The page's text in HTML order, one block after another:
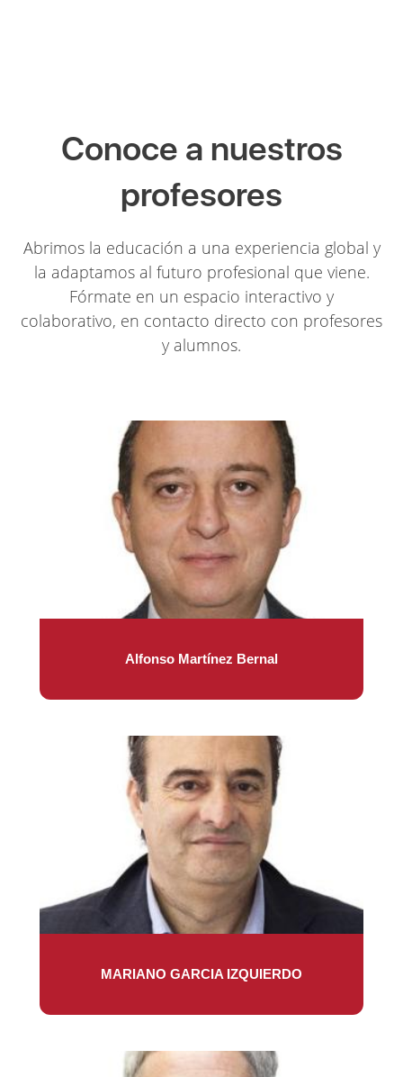
Conoce a nuestros
profesores
Abrimos la educación a una experiencia global y
la adaptamos al futuro profesional que viene.
Fórmate en un espacio interactivo y
colaborativo, en contacto directo con profesores
y alumnos.
Alfonso Martínez Bernal
MARIANO GARCIA IZQUIERDO